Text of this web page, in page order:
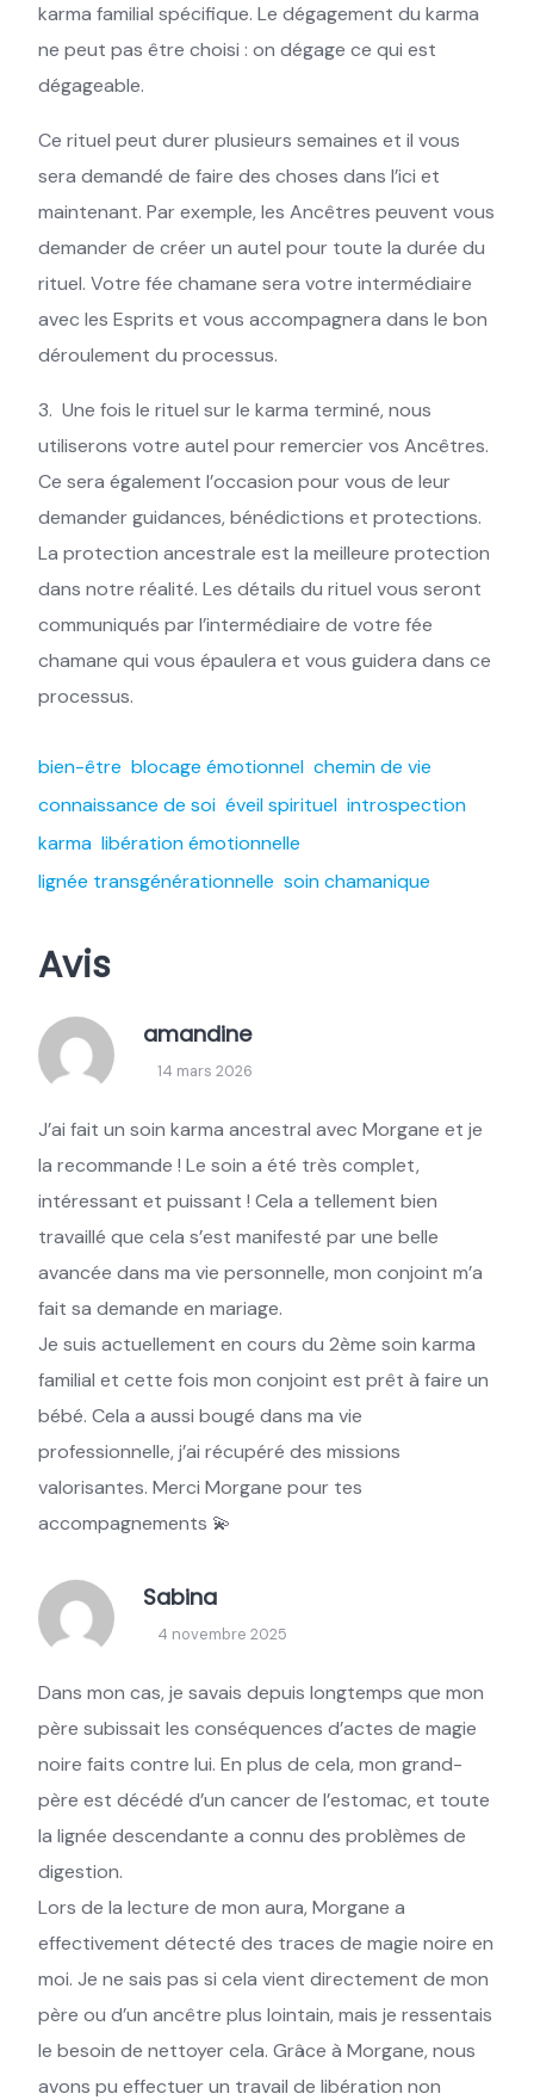
karma familial spécifique. Le dégagement du karma
ne peut pas être choisi : on dégage ce qui est
dégageable.
Ce rituel peut durer plusieurs semaines et il vous
sera demandé de faire des choses dans l’ici et
maintenant. Par exemple, les Ancêtres peuvent vous
demander de créer un autel pour toute la durée du
rituel. Votre fée chamane sera votre intermédiaire
avec les Esprits et vous accompagnera dans le bon
déroulement du processus.
3. Une fois le rituel sur le karma terminé, nous
utiliserons votre autel pour remercier vos Ancêtres.
Ce sera également l’occasion pour vous de leur
demander guidances, bénédictions et protections.
La protection ancestrale est la meilleure protection
dans notre réalité. Les détails du rituel vous seront
communiqués par l’intermédiaire de votre fée
chamane qui vous épaulera et vous guidera dans ce
processus.
bien-être blocage émotionnel chemin de vie
connaissance de soi éveil spirituel introspection
karma libération émotionnelle
lignée transgénérationnelle soin chamanique
Avis
amandine
14 mars 2026
J’ai fait un soin karma ancestral avec Morgane et je
la recommande ! Le soin a été très complet,
intéressant et puissant ! Cela a tellement bien
travaillé que cela s’est manifesté par une belle
avancée dans ma vie personnelle, mon conjoint m’a
fait sa demande en mariage.
Je suis actuellement en cours du 2ème soin karma
familial et cette fois mon conjoint est prêt à faire un
bébé. Cela a aussi bougé dans ma vie
professionnelle, j’ai récupéré des missions
valorisantes. Merci Morgane pour tes
accompagnements 💫
Sabina
4 novembre 2025
Dans mon cas, je savais depuis longtemps que mon
père subissait les conséquences d’actes de magie
noire faits contre lui. En plus de cela, mon grand-
père est décédé d’un cancer de l’estomac, et toute
la lignée descendante a connu des problèmes de
digestion.
Lors de la lecture de mon aura, Morgane a
effectivement détecté des traces de magie noire en
moi. Je ne sais pas si cela vient directement de mon
père ou d’un ancêtre plus lointain, mais je ressentais
le besoin de nettoyer cela. Grâce à Morgane, nous
avons pu effectuer un travail de libération non